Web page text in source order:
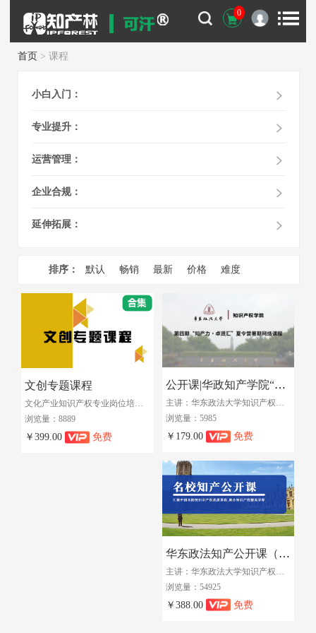
0
首页 > 课程
小白入门：
专业提升：
运营管理：
企业合规：
延伸拓展：
排序： 默认 畅销 最新 价格 难度
文创专题课程
文化产业知识产权专业岗位培训班（第三期课程）
浏览量：8889
￥399.00 免费
公开课|华政知产学院“知产力·卓贤汇”夏令营暑期网络课程（2019）
主讲：华东政法大学知识产权学院 丨 教授
浏览量：5985
￥179.00 免费
华东政法知产公开课（2018）
浏览量：54925
￥388.00 免费